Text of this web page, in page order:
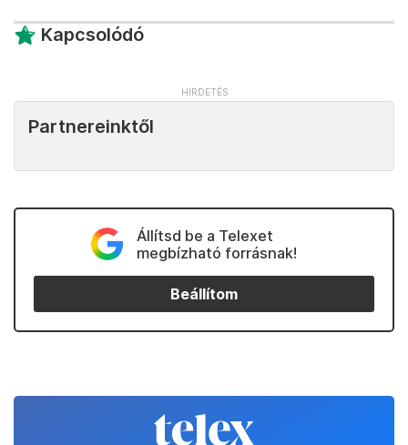
Kapcsolódó
Partnereinktől
Állítsd be a Telexet
megbízható forrásnak!
Beállítom